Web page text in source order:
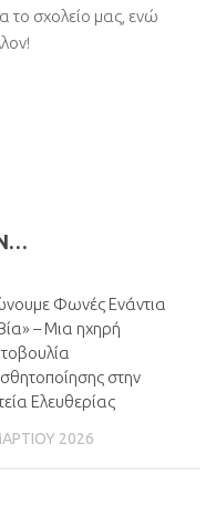
το σχολείο μας, ενώ
Φωνές Ενάντια
– Μια ηχηρή
στην
Ελευθερίας
2026